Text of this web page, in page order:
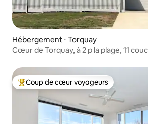
Hébergement ⋅ Torquay
Cœur de Torquay, à 2 p la plage, 11
Coups de cœur voyageurs les plus
Coup de cœur voyageurs